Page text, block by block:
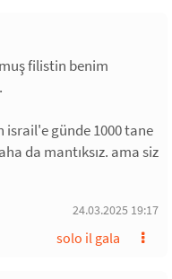
filistin benim
günde 1000 tane
da mantıksız. ama siz
24.03.2025 19:17
solo il gala